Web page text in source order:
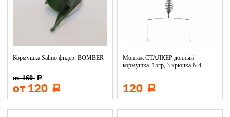
Кормушка Salmo фидер. BOMBER
от 160 Р
от 120 Р
Монтаж СТАЛКЕР донный
кормушка 15гр, 3 крючка №4
120 Р